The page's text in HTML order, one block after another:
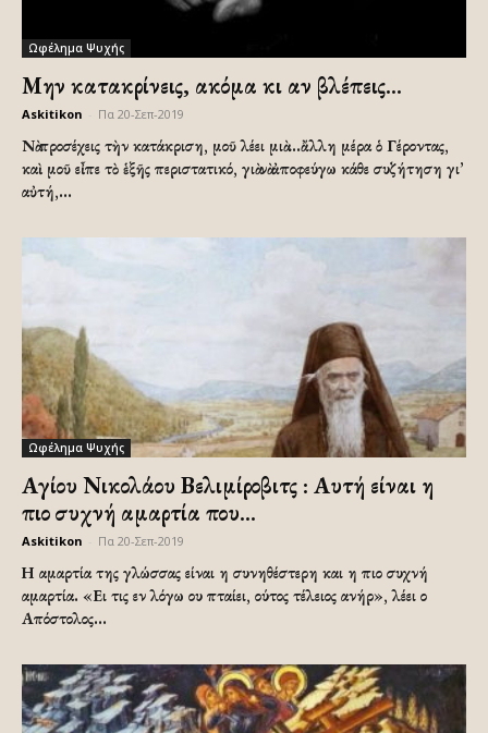
Ωφέλημα Ψυχής
Μην κατακρίνεις, ακόμα κι αν βλέπεις…
Askitikon Πα 20-Σεπ-2019
Νὰ προσέχεις τὴν κατάκριση, μοῦ λέει μιὰ ...ἄλλη μέρα ὁ Γέροντας,
καὶ μοῦ εἶπε τὸ ἑξῆς περιστατικό, γιὰ νὰ ἀποφεύγω κάθε συζήτηση γι’
αὐτή,...
Ωφέλημα Ψυχής
Αγίου Νικολάου Βελιμίροβιτς : Αυτή είναι η
πιο συχνή αμαρτία που...
Askitikon Πα 20-Σεπ-2019
Η αμαρτία της γλώσσας είναι η συνηθέστερη και η πιο συχνή
αμαρτία. «Ει τις εν λόγω ου πταίει, ούτος τέλειος ανήρ», λέει ο
Απόστολος...